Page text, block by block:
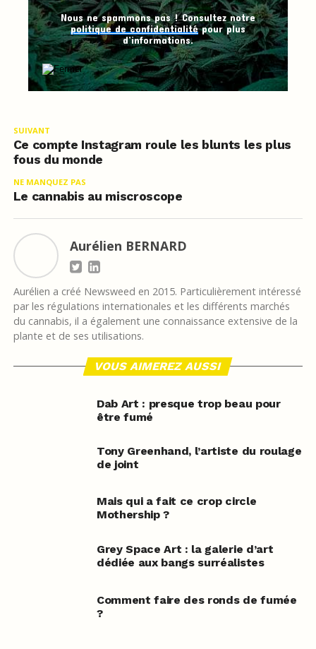
Nous ne spammons pas ! Consultez notre
politique de confidentialitépour plus
d’informations.
SUIVANT
Ce compte Instagram roule les blunts les plus
fous du monde
NE MANQUEZ PAS
Le cannabis au miscroscope
Aurélien BERNARD
Aurélien a créé Newsweed en 2015. Particulièrement intéressé
par les régulations internationales et les différents marchés
du cannabis, il a également une connaissance extensive de la
plante et de ses utilisations.
VOUS AIMEREZ AUSSI
Dab Art : presque trop beau pour
être fumé
Tony Greenhand, l’artiste du roulage
de joint
Mais qui a fait ce crop circle
Mothership ?
Grey Space Art : la galerie d’art
dédiée aux bangs surréalistes
Comment faire des ronds de fumée
?